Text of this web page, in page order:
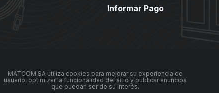
Informar Pago
MATCOM SA utiliza cookies para mejorar su experiencia de
usuario, optimizar la funcionalidad del sitio y publicar anuncios
que puedan ser de su interés.